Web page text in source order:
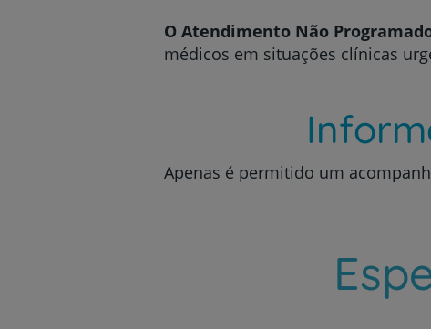
O Atendimento Não
médicos em situações clínicas
Apenas é permitido um